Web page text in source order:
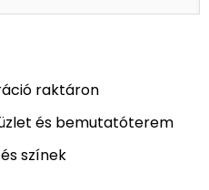
raktáron
és bemutatóterem
színek